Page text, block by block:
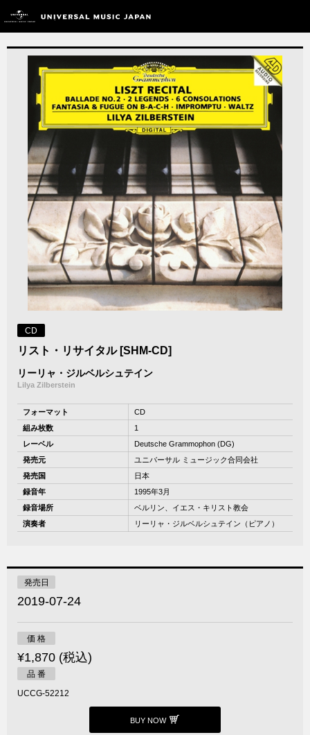
CD
リスト・リサイタル [SHM-CD]
リーリャ・ジルベルシュテイン
Lilya Zilberstein
フォーマット
CD
組み枚数
1
レーベル
Deutsche Grammophon (DG)
発売元
ユニバーサル ミュージック合同会社
発売国
日本
録音年
1995年3月
録音場所
ベルリン、イエス・キリスト教会
演奏者
リーリャ・ジルベルシュテイン（ピアノ）
発売日
2019-07-24
価 格
¥1,870 (税込)
品 番
UCCG-52212
BUY NOW